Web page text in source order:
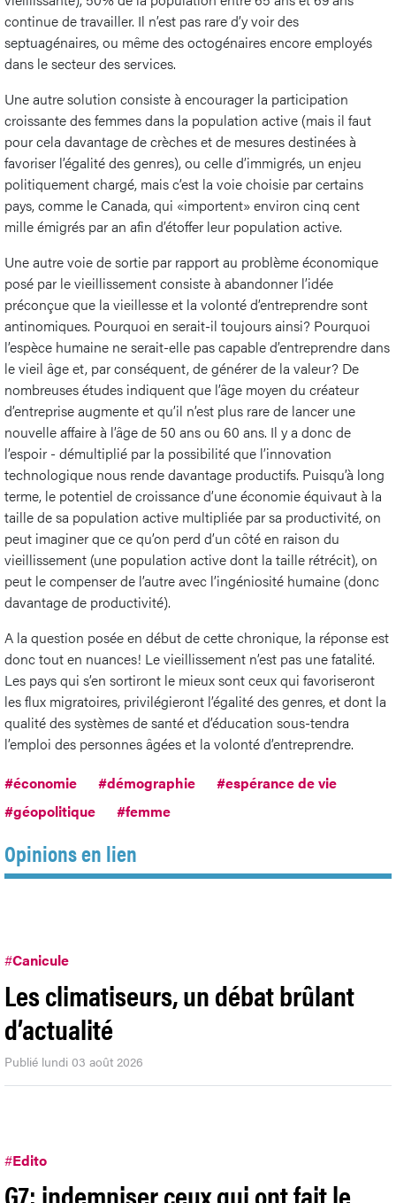
continue de travailler. Il n’est pas rare d’y voir des
septuagénaires, ou même des octogénaires encore employés
dans le secteur des services.
Une autre solution consiste à encourager la participation
croissante des femmes dans la population active (mais il faut
pour cela davantage de crèches et de mesures destinées à
favoriser l’égalité des genres), ou celle d’immigrés, un enjeu
politiquement chargé, mais c’est la voie choisie par certains
pays, comme le Canada, qui «importent» environ cinq cent
mille émigrés par an afin d’étoffer leur population active.
Une autre voie de sortie par rapport au problème économique
posé par le vieillissement consiste à abandonner l’idée
préconçue que la vieillesse et la volonté d’entreprendre sont
antinomiques. Pourquoi en serait-il toujours ainsi? Pourquoi
l’espèce humaine ne serait-elle pas capable d’entreprendre dans
le vieil âge et, par conséquent, de générer de la valeur? De
nombreuses études indiquent que l’âge moyen du créateur
d’entreprise augmente et qu’il n’est plus rare de lancer une
nouvelle affaire à l’âge de 50 ans ou 60 ans. Il y a donc de
l’espoir - démultiplié par la possibilité que l’innovation
technologique nous rende davantage productifs. Puisqu’à long
terme, le potentiel de croissance d’une économie équivaut à la
taille de sa population active multipliée par sa productivité, on
peut imaginer que ce qu’on perd d’un côté en raison du
vieillissement (une population active dont la taille rétrécit), on
peut le compenser de l’autre avec l’ingéniosité humaine (donc
davantage de productivité).
A la question posée en début de cette chronique, la réponse est
donc tout en nuances! Le vieillissement n’est pas une fatalité.
Les pays qui s’en sortiront le mieux sont ceux qui favoriseront
les flux migratoires, privilégieront l’égalité des genres, et dont la
qualité des systèmes de santé et d’éducation sous-tendra
l’emploi des personnes âgées et la volonté d’entreprendre.
#économie
#démographie
#espérance de vie
#géopolitique
#femme
Opinions en lien
#Canicule
Les climatiseurs, un débat brûlant
d’actualité
Publié lundi 03 août 2026
#Edito
G7: indemniser ceux qui ont fait le